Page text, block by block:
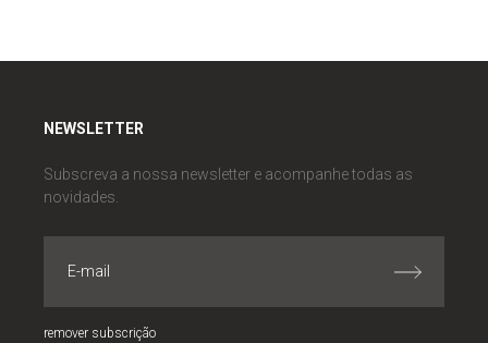
NEWSLETTER
Subscreva a nossa newsletter e acompanhe todas as
novidades.
remover subscrição